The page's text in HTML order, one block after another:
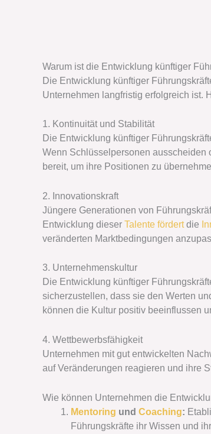
Warum ist die Entwicklung künftiger
Die Entwicklung künftiger
Unternehmen langfristig erfolgreich ist.
1. Kontinuität und Stabilität
Die Entwicklung künftiger
Wenn Schlüsselpersonen ausscheiden
bereit, um ihre Positionen zu
2. Innovationskraft
Jüngere Generationen von
Entwicklung dieser Talente fördertdie
veränderten Marktbedingungen
3. Unternehmenskultur
Die Entwicklung künftiger
sicherzustellen, dass sie den Werten
können die Kultur positiv beeinflussen
4. Wettbewerbsfähigkeit
Unternehmen mit gut entwickelten
auf Veränderungen reagieren und ihre
Wie können Unternehmen die
Mentoring und Coaching:
Führungskräfte ihr Wissen und